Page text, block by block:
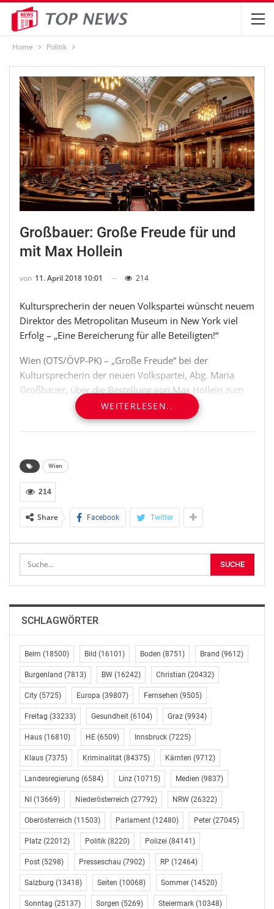
Home Politik
Großbauer: Große Freude für und
mit Max Hollein
von 11. April 2018 10:01 214
Kultursprecherin der neuen Volkspartei wünscht neuem
Direktor des Metropolitan Museum in New York viel
Erfolg – „Eine Bereicherung für alle Beteiligten!“
Wien (OTS/ÖVP-PK) – „Große Freude“ bei der
Kultursprecherin der neuen Volkspartei, Abg. Maria
Großbauer, über die Bestellung von Max Hollein zum
neuen Direktor des Metropolitan Museum in New York.
„Ein Österreicher an der Spitze eines der
renommiertesten Kunstbetriebe der Welt – darauf
Kunstkenner und Kunstmanager bereits unter anderen
im Städel-Museum in Frankfurt und im Guggenheim
Museum in New York abgegeben. „Nun wird er seine
einbringen. Das ist eine Bereicherung für alle
Beteiligten“, ist Großbauer überzeugt. „Wir wünschen
ist.“ (Schluss)
01/40110/4436
http://www.oevpklub.at
OTS-ORIGINALTEXT PRESSEAUSSENDUNG UNTER
AUSSCHLIESSLICHER INHALTLICHER VERANTWORTUNG
DES AUSSENDERS. www.ots.at
© Copyright APA-OTS Originaltext-Service GmbH und
der jeweilige Aussender
Gefällt mir:
Ähnliche Beiträge
WEITERLESEN..
Wien
214
Share Facebook Twitter
SCHLAGWÖRTER
Beim (18500) Bild (16101) Boden (8751) Brand (9612)
Burgenland (7813) BW (16242) Christian (20432)
City (5725) Europa (39807) Fernsehen (9505)
Freitag (33233) Gesundheit (6104) Graz (9934)
Haus (16810) HE (6509) Innsbruck (7225)
Klaus (7375) Kriminalität (84375) Kärnten (9712)
Landesregierung (6584) Linz (10715) Medien (9837)
NI (13669) Niederösterreich (27792) NRW (26322)
Oberösterreich (11503) Parlament (12480) Peter (27045)
Platz (22012) Politik (8220) Polizei (84141)
Post (5298) Presseschau (7902) RP (12464)
Salzburg (13418) Seiten (10068) Sommer (14520)
Sonntag (25137) Sorgen (5269) Steiermark (10348)